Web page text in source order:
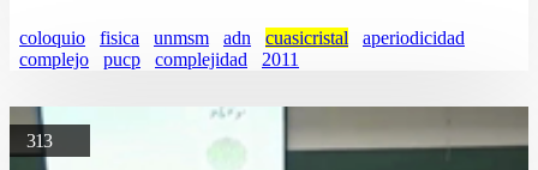
coloquio fisica unmsm adn cuasicristal
aperiodicidad
complejo
pucp complejidad 2011
313